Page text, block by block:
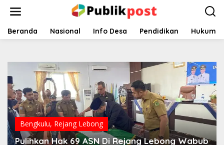
Beranda Nasional Info Desa Pendidikan Hukum
Bengkulu, Rejang Lebong
Pulihkan Hak 69 ASN Di Rejang Lebong Wabub